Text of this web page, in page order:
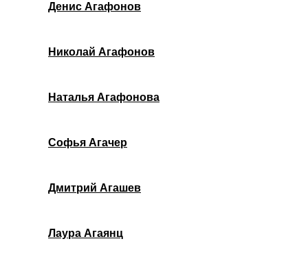
Денис Агафонов
Николай Агафонов
Наталья Агафонова
Софья Агачер
Дмитрий Агашев
Лаура Агаянц